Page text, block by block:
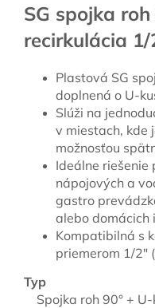
SG spojka
recirkulácia 1/
Plastová SG
doplnená o U-
Slúži na
v miestach, kde
možnosťou
Ideálne riešenie
nápojových a
gastro
alebo domácich
Kompatibilná s
priemerom 1/2″
Typ
Spojka roh 90° +